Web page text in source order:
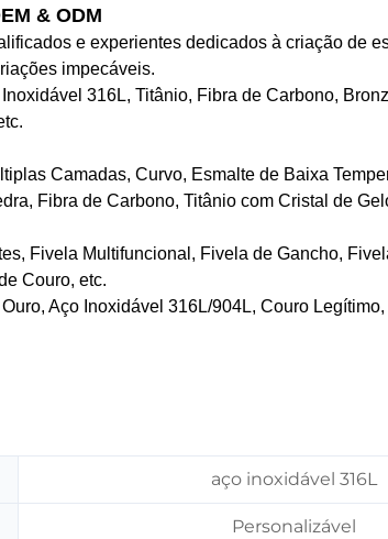
& ODM
e experientes dedicados à criação de
impecáveis.
316L, Titânio, Fibra de Carbono,
Camadas, Curvo, Esmalte de Baixa
Fibra de Carbono, Titânio com Cristal de
Fivela Multifuncional, Fivela de Gancho,
Couro, etc.
Aço Inoxidável 316L/904L, Couro
aço inoxidável 316L
Personalizável